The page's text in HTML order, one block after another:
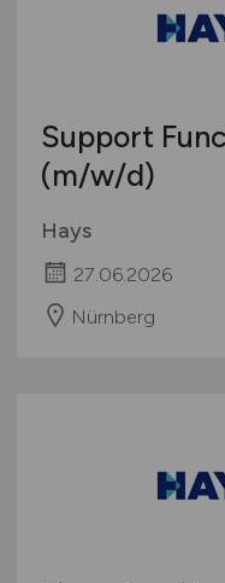
Support
(m/w/d)
Hays
27.06.2026
Nürnberg